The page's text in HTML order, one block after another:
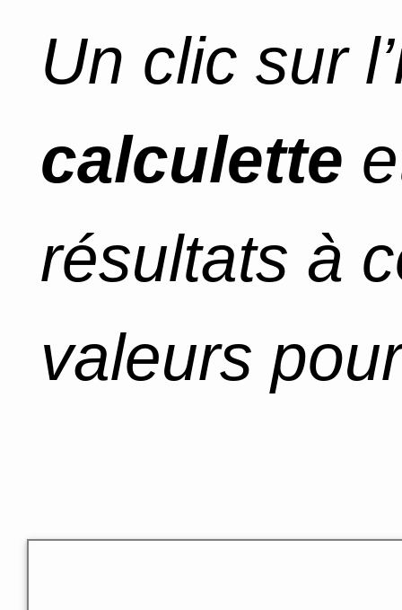
Un clic sur
calculette
résultats à
valeurs